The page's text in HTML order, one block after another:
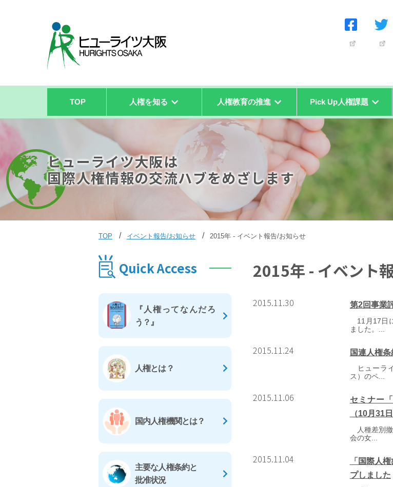
TOP 人権を知る 人権教育の推進 Pick Up人権課題
ヒューライツ大阪は
国際人権情報の交流ハブをめざします
TOP イベント報告/お知らせ 2015年 - イベント報告/お知らせ
2015年 - イベント
2015.11.30 第2回事業
11月17日
ました。...
2015.11.24 国連人権
ヒューラ
ス）のペ...
2015.11.06
セミナー
（10月31日
人種差別撤
会の女...
2015.11.04
「国際人
プしました
Quick Access
『人権ってなんだろ
う？』
人権とは？
国内人権機関とは？
主要な人権条約と
批准状況